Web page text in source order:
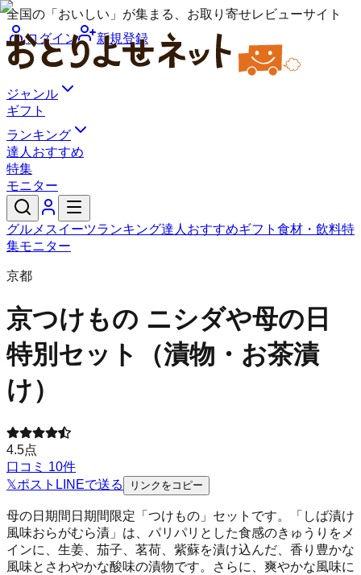
全国の「おいしい」が集まる、お取り寄せレビューサイト
ログイン
新規登録
ジャンル
ギフト
ランキング
達人おすすめ
特集
モニター
グルメ スイーツランキング達人おすすめギフト 食材・飲料特
集モニター
京都
京つけもの ニシダや母の日
特別セット（漬物・お茶漬
け）
4.5点
口コミ 10件
𝕏ポスト LINEで送る リンクをコピー
母の日期間日期間限定「つけもの」セットです。「しば漬け
風味おらがむら漬」は、パリパリとした食感のきゅうりをメ
インに、生姜、茄子、茗荷、紫蘇を漬け込んだ、香り豊かな
風味とさわやかな酸味の漬物です。さらに、爽やかな風味に